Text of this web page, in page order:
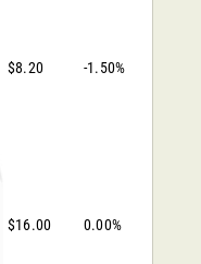
$8.20 -1.50%
$16.00 0.00%